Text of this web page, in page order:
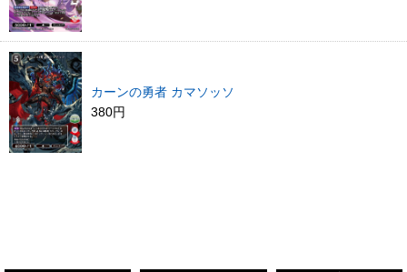
カーンの勇者 カマソッソ
380円